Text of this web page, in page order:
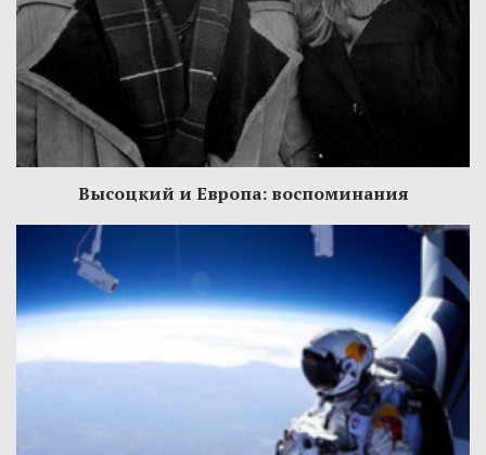
Высоцкий и Европа: воспоминания